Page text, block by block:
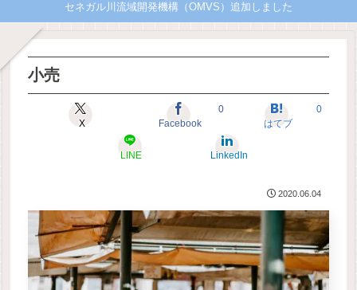
セネガル川流域開発機構（OMVS）追加しました
小売
X Facebook
0
はてブ
0
LINE LinkedIn
2020.06.04